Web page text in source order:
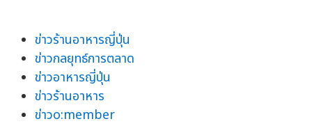
ข่าวร้านอาหารญี่ปุ่น
ข่าวกลยุทธ์การตลาด
ข่าวอาหารญี่ปุ่น
ข่าวร้านอาหาร
ข่าวo:member